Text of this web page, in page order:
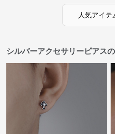
人気アイテ
シルバーアクセサリーピアス